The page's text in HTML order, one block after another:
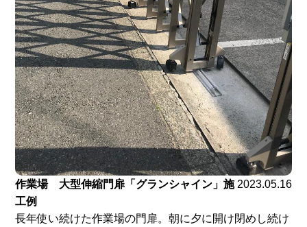
作業場 大型伸縮門扉「グランシャイン」施
工例
2023.05.16
長年使い続けた作業場の門扉。朝に夕に開け閉めし続け